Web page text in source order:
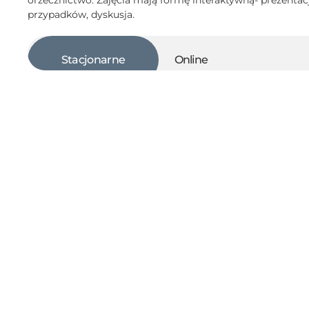
przypadków, dyskusja.
Stacjonarne Online